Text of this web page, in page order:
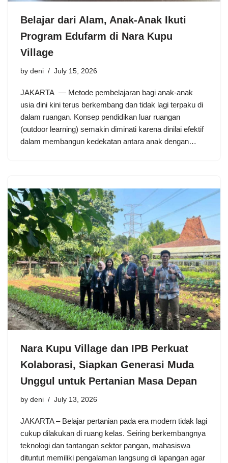
Belajar dari Alam, Anak-Anak Ikuti
Program Edufarm di Nara Kupu
Village
by deni July 15, 2026
JAKARTA — Metode pembelajaran bagi anak-anak
usia dini kini terus berkembang dan tidak lagi terpaku di
dalam ruangan. Konsep pendidikan luar ruangan
(outdoor learning) semakin diminati karena dinilai efektif
dalam membangun kedekatan antara anak dengan…
Nara Kupu Village dan IPB Perkuat
Kolaborasi, Siapkan Generasi Muda
Unggul untuk Pertanian Masa Depan
by deni July 13, 2026
JAKARTA – Belajar pertanian pada era modern tidak lagi
cukup dilakukan di ruang kelas. Seiring berkembangnya
teknologi dan tantangan sektor pangan, mahasiswa
dituntut memiliki pengalaman langsung di lapangan agar